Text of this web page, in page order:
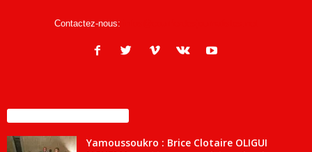
Contactez-nous:
Yamoussoukro : Brice Clotaire OLIGUI